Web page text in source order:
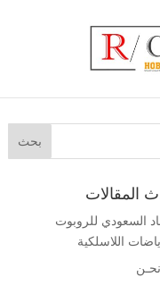
المقالات
السعودي للروبوت
اللاسلكية